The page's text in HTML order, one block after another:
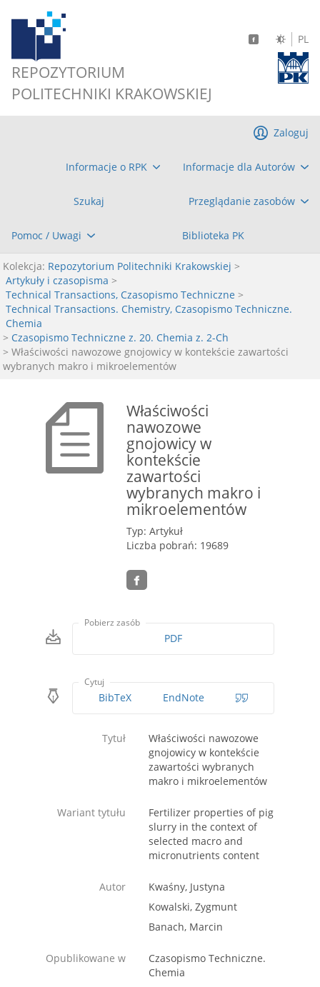
REPOZYTORIUM
POLITECHNIKI KRAKOWSKIEJ
PL
Informacje o RPK Informacje dla Autorów
Szukaj Przeglądanie zasobów
Pomoc / Uwagi Biblioteka PK
Zaloguj
Kolekcja: Repozytorium Politechniki Krakowskiej >
Artykuły i czasopisma >
Technical Transactions, Czasopismo Techniczne >
Technical Transactions. Chemistry, Czasopismo Techniczne.
Chemia
> Czasopismo Techniczne z. 20. Chemia z. 2-Ch
> Właściwości nawozowe gnojowicy w kontekście zawartości
wybranych makro i mikroelementów
Właściwości
nawozowe
gnojowicy w
kontekście
zawartości
wybranych makro i
mikroelementów
Typ: Artykuł
Liczba pobrań: 19689
Pobierz zasób
PDF
Cytuj
BibTeX EndNote
Tytuł
Właściwości nawozowe
gnojowicy w kontekście
zawartości wybranych
makro i mikroelementów
Wariant tytułu
Fertilizer properties of pig
slurry in the context of
selected macro and
micronutrients content
Autor
Kwaśny, Justyna
Kowalski, Zygmunt
Banach, Marcin
Opublikowane w
Czasopismo Techniczne.
Chemia